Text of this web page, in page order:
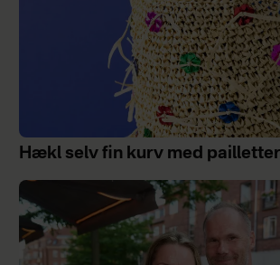
Hækl selv fin kurv med pailletter